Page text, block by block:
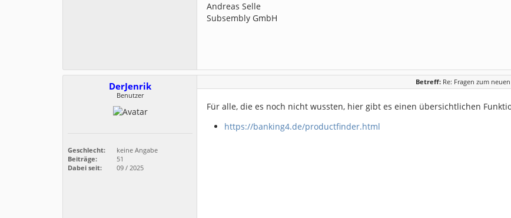
Andreas Selle
Subsembly GmbH
DerJenrik
Benutzer
Geschlecht:
keine Angabe
Beiträge:
51
Dabei seit:
09 / 2025
Betreff: Re: Fragen zum
Für alle, die es noch nicht wussten, hier gibt es einen übersichtlichen
https://banking4.de/productfinder.html